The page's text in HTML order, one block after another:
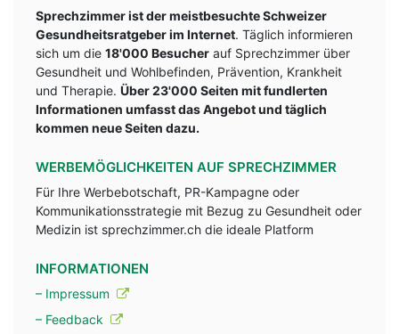
Sprechzimmer ist der meistbesuchte Schweizer
Gesundheitsratgeber im Internet. Täglich informieren
sich um die 18'000 Besucher auf Sprechzimmer über
Gesundheit und Wohlbefinden, Prävention, Krankheit
und Therapie. Über 23'000 Seiten mit fundlerten
Informationen umfasst das Angebot und täglich
kommen neue Seiten dazu.
WERBEMÖGLICHKEITEN AUF SPRECHZIMMER
Für Ihre Werbebotschaft, PR-Kampagne oder
Kommunikationsstrategie mit Bezug zu Gesundheit oder
Medizin ist sprechzimmer.ch die ideale Platform
INFORMATIONEN
– Impressum
– Feedback